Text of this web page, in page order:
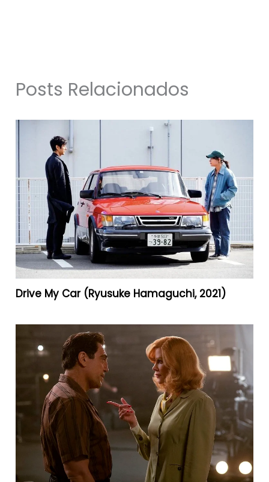
Posts Relacionados
Drive My Car (Ryusuke Hamaguchi, 2021)